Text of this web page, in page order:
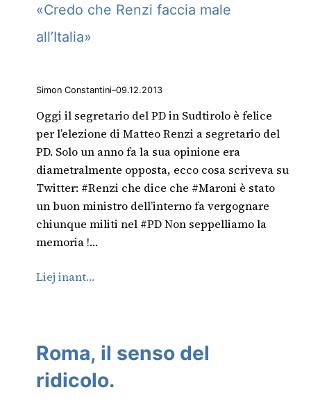
«Credo che Renzi faccia male
all’Italia»
Simon Constantini–09.12.2013
Oggi il segretario del PD in Sudtirolo è felice
per l’elezione di Matteo Renzi a segretario del
PD. Solo un anno fa la sua opinione era
diametralmente opposta, ecco cosa scriveva su
Twitter: #Renzi che dice che #Maroni è stato
un buon ministro dell’interno fa vergognare
chiunque militi nel #PD Non seppelliamo la
memoria !…
Liej inant…
Roma, il senso del
ridicolo.